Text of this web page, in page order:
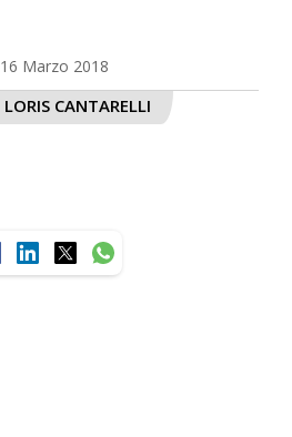
16 Marzo 2018
LORIS CANTARELLI